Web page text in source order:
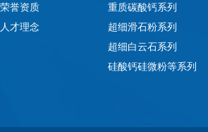
荣誉资质
人才理念
重质碳酸钙系列
超细滑石粉系列
超细白云石系列
硅酸钙硅微粉等系列